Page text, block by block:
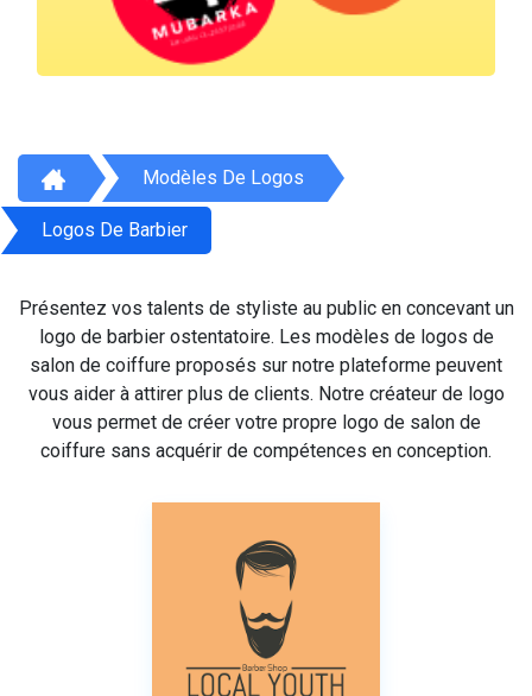
Modèles De Logos
Logos De Barbier
Présentez vos talents de styliste au public en concevant un
logo de barbier ostentatoire. Les modèles de logos de
salon de coiffure proposés sur notre plateforme peuvent
vous aider à attirer plus de clients. Notre créateur de logo
vous permet de créer votre propre logo de salon de
coiffure sans acquérir de compétences en conception.